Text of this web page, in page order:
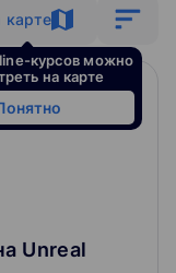
карте
курсов можно
на карте
Unreal